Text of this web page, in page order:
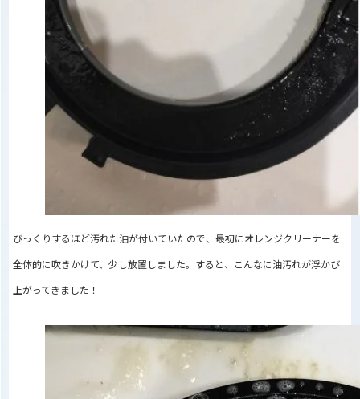
びっくりするほど汚れた油が付いていたので、最初にオレンジクリーナーを
全体的に吹きかけて、少し放置しました。すると、こんなに油汚れが浮かび
上がってきました！